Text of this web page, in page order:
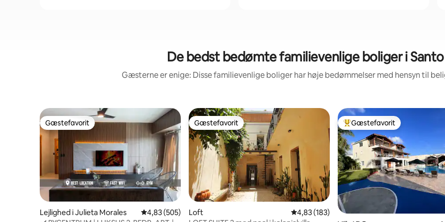
De bedst bedømte familievenlige boliger i
Gæsterne er enige: Disse familievenlige boliger har høje bedømmelser med hensyn til
Gæstefavorit
Gæstefavorit
Lejlighed i Julieta Morales 4,83 ud af 5 i gennemsnitlig bedømmelse, 505 omtaler
4,83 (505)
Gæstefavorit
Gæstefavorit
Loft 4,83 ud af 5 i gennemsnitlig bedømmelse,
4,83 (183)
Bedste gæstefavorit
Gæstefavorit